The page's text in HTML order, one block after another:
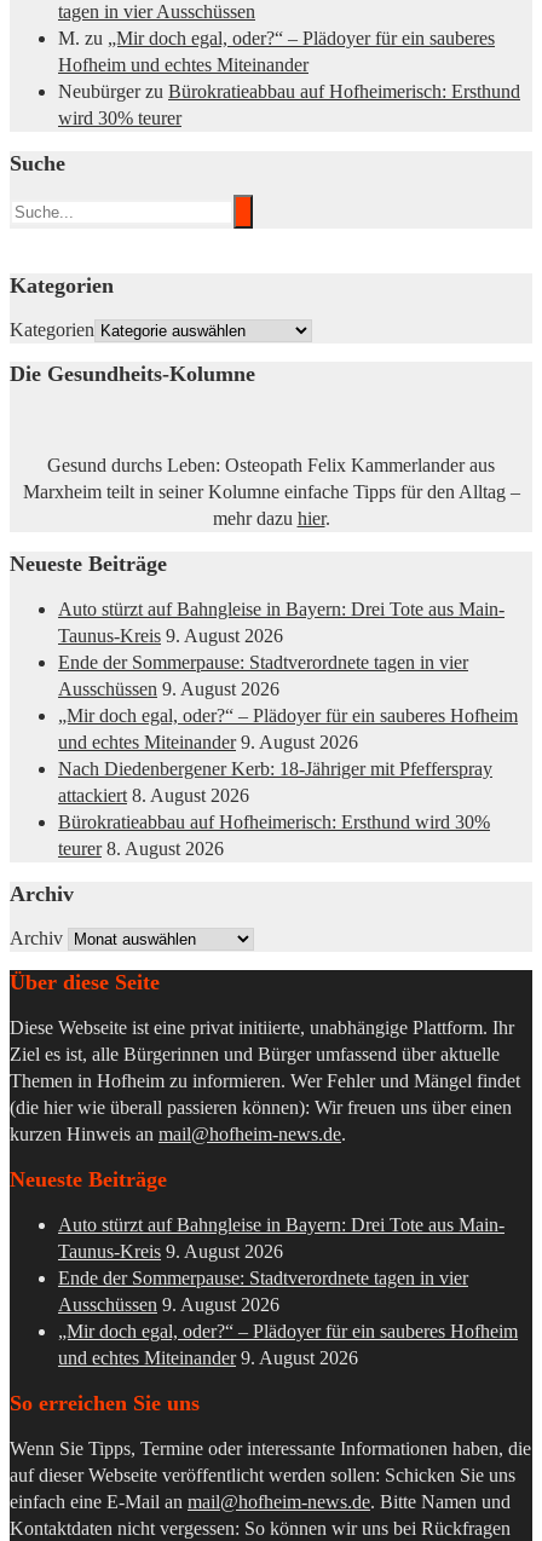
tagen in vier Ausschüssen
M. zu „Mir doch egal, oder?“ – Plädoyer für ein sauberes
Hofheim und echtes Miteinander
Neubürgerzu Bürokratieabbau auf Hofheimerisch: Ersthund
wird 30% teurer
Suche
Kategorien
Kategorien
Die Gesundheits-Kolumne
Gesund durchs Leben: Osteopath Felix Kammerlander aus
Marxheim teilt in seiner Kolumne einfache Tipps für den Alltag –
mehr dazu hier.
Neueste Beiträge
Auto stürzt auf Bahngleise in Bayern: Drei Tote aus Main-
Taunus-Kreis 9. August 2026
Ende der Sommerpause: Stadtverordnete tagen in vier
Ausschüssen 9. August 2026
„Mir doch egal, oder?“ – Plädoyer für ein sauberes Hofheim
und echtes Miteinander 9. August 2026
Nach Diedenbergener Kerb: 18-Jähriger mit Pfefferspray
attackiert 8. August 2026
Bürokratieabbau auf Hofheimerisch: Ersthund wird 30%
teurer 8. August 2026
Archiv
Archiv
Über diese Seite
Diese Webseite ist eine privat initiierte, unabhängige Plattform. Ihr
Ziel es ist, alle Bürgerinnen und Bürger umfassend über aktuelle
Themen in Hofheim zu informieren. Wer Fehler und Mängel findet
(die hier wie überall passieren können): Wir freuen uns über einen
kurzen Hinweis an mail@hofheim-news.de.
Neueste Beiträge
Auto stürzt auf Bahngleise in Bayern: Drei Tote aus Main-
Taunus-Kreis 9. August 2026
Ende der Sommerpause: Stadtverordnete tagen in vier
Ausschüssen 9. August 2026
„Mir doch egal, oder?“ – Plädoyer für ein sauberes Hofheim
und echtes Miteinander 9. August 2026
So erreichen Sie uns
Wenn Sie Tipps, Termine oder interessante Informationen haben, die
auf dieser Webseite veröffentlicht werden sollen: Schicken Sie uns
einfach eine E-Mail an mail@hofheim-news.de. Bitte Namen und
Kontaktdaten nicht vergessen: So können wir uns bei Rückfragen